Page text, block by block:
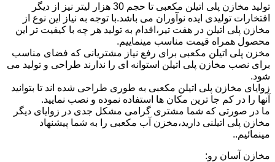
تولید مخازن پلی اتیلن مکعبی تا حجم 30 هزار لیتر نیز از دیگر
افتخارات تولیدی ایده نوآوران می باشد.با توجه به نیاز این نوع از
مخازن پلی اتیلن در هفت تیر،اقدام به تولید هر چه با کیفیت تر این
محصول همراه قیمت مناسب مینماییم.
مخزن پلی اتیلن مکعبی برای رفع نیاز مشتریانی که فضای مناسب
برای نصب مخازن پلی اتیلن استوانه ای را ندارند طراحی و تولید می
شود.
زوایای مخازن پلی اتیلن مکعبی به طوری طراحی شده اند تا بتوانید
آنها را در کم جا ترین مکان ها استفاده نموده و نصب نمایید.
ما در صورتی که شما مشتری گرامی مشکل جدی در زوایای دیگر
مخازن پلی اتیلنی دارید،مخزن آب مکعبی را به شما پیشنهاد
مینمائیم..
مخازن آسان رو: